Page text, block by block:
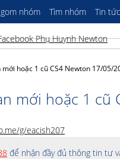
nhóm Tìm nhóm Tin
hoặc 1 cũ CS4 Newton 17/05/
mới hoặc 1 cũ
g/eacish207
để nhận đầy đủ thông tin tư